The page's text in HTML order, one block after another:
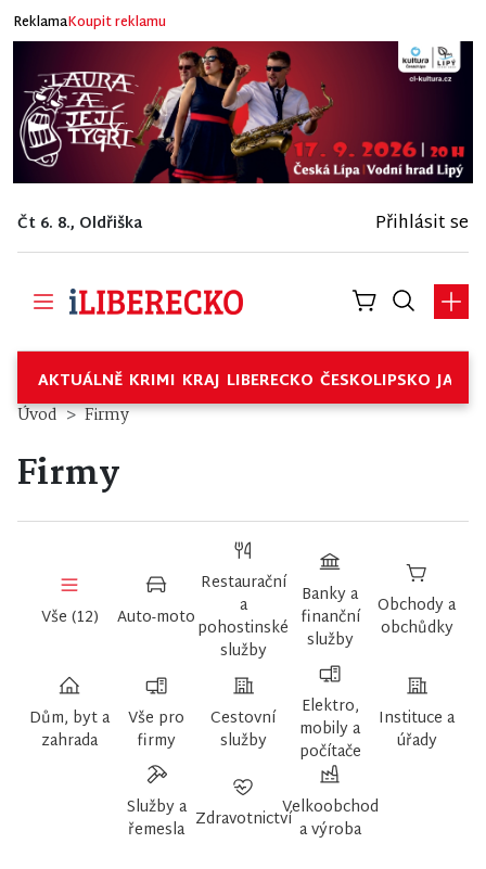
ReklamaKoupit reklamu
Čt 6. 8., Oldřiška Přihlásit se
AKTUÁLNĚ KRIMI KRAJ LIBERECKO ČESKOLIPSKO
Úvod Firmy
Firmy
Vše (12) Auto-moto
Restaurační
a
pohostinské
služby
Banky a
finanční
služby
Obchody a
obchůdky
Dům, byt a
zahrada
Vše pro
firmy
Cestovní
služby
Elektro,
mobily a
počítače
Instituce a
úřady
Služby a
řemesla ZdravotnictvíVelkoobchod
a výroba